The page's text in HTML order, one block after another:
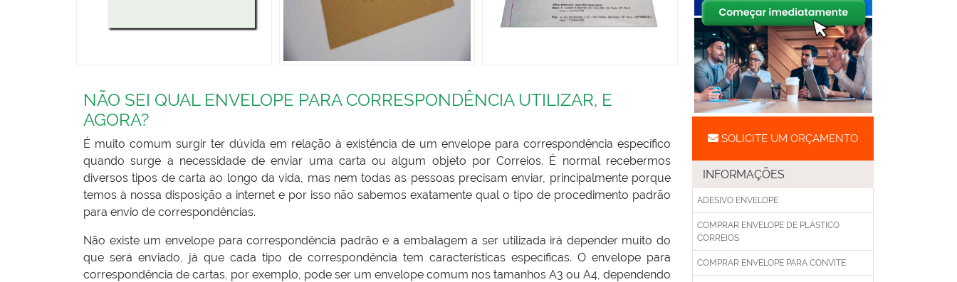
NÃO SEI QUAL ENVELOPE PARA CORRESPONDÊNCIA UTILIZAR, E
AGORA?
É muito comum surgir ter dúvida em relação à existência de um envelope para correspondência específico
quando surge a necessidade de enviar uma carta ou algum objeto por Correios. É normal recebermos
diversos tipos de carta ao longo da vida, mas nem todas as pessoas precisam enviar, principalmente porque
temos à nossa disposição a internet e por isso não sabemos exatamente qual o tipo de procedimento padrão
para envio de correspondências.
Não existe um envelope para correspondência padrão e a embalagem a ser utilizada irá depender muito do
que será enviado, já que cada tipo de correspondência tem características específicas. O envelope para
correspondência de cartas, por exemplo, pode ser um envelope comum nos tamanhos A3 ou A4, dependendo
SOLICITE UM ORÇAMENTO
INFORMAÇÕES
ADESIVO ENVELOPE
COMPRAR ENVELOPE DE PLÁSTICO
CORREIOS
COMPRAR ENVELOPE PARA CONVITE